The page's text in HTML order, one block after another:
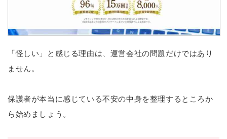
「怪しい」と感じる理由は、運営会社の問題だけではあり
ません。
保護者が本当に感じている不安の中身を整理するところか
ら始めましょう。